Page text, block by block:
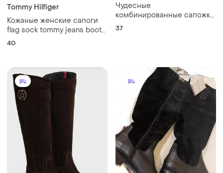
Tommy Hilfiger
Кожаные женские сапоги
flag sock tommy jeans boot
40 размера.
40
Чудесные
комбинированные сапожки
tommy hilfiger mount baker
37